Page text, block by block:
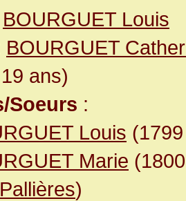
BOURGUET Louis
BOURGUET
ans)
Soeurs :
Louis
Marie
)